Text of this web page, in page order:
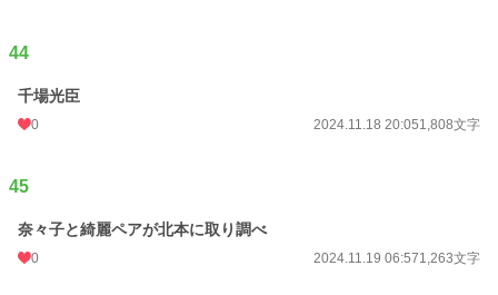
44
千場光臣
0 2024.11.18 20:051,808文字
45
奈々子と綺麗ペアが北本に取り調べ
0 2024.11.19 06:571,263文字